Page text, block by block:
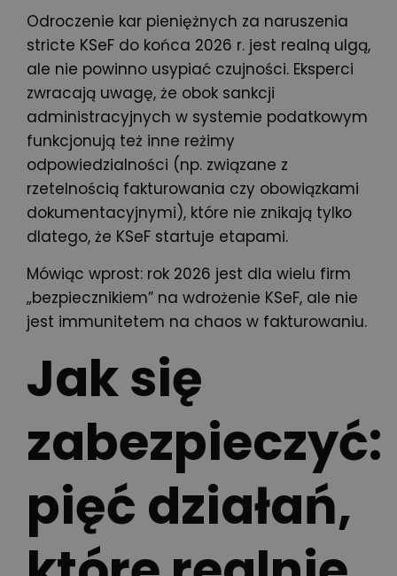
Odroczenie kar pieniężnych za naruszenia
stricte KSeF do końca 2026 r. jest realną ulgą,
ale nie powinno usypiać czujności. Eksperci
zwracają uwagę, że obok sankcji
administracyjnych w systemie podatkowym
funkcjonują też inne reżimy
odpowiedzialności (np. związane z
rzetelnością fakturowania czy obowiązkami
dokumentacyjnymi), które nie znikają tylko
dlatego, że KSeF startuje etapami.
Mówiąc wprost: rok 2026 jest dla wielu firm
„bezpiecznikiem” na wdrożenie KSeF, ale nie
jest immunitetem na chaos w fakturowaniu.
Jak się
zabezpieczyć:
pięć działań,